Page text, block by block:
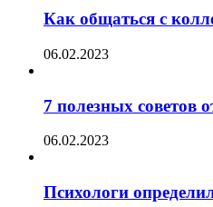
Как общаться с
06.02.2023
7 полезных советов
06.02.2023
Психологи